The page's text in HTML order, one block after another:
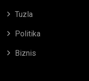
Tuzla
Politika
Biznis